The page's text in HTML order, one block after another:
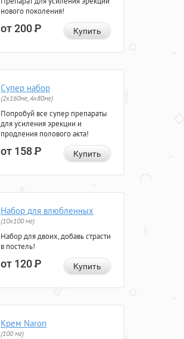
нового поколения!
от 200Р Купить
Супер набор
(2х160мг, 4х80мг)
Попробуй все супер препараты
для усиления эрекции и
продления полового акта!
от 158Р Купить
Набор для влюбленных
(10х100 мг)
Набор для двоих, добавь страсти
в постель!
от 120Р Купить
Крем Naron
(100 мг)